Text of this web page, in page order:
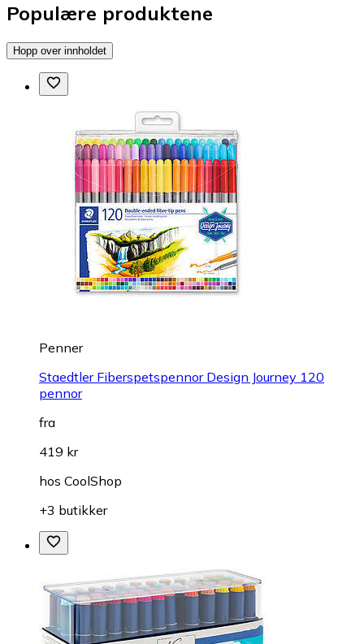
Populære produktene
Hopp over innholdet
Penner
Staedtler Fiberspetspennor Design Journey 120
pennor
fra
419 kr
hos CoolShop
+3 butikker